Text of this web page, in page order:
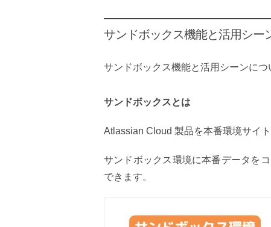
サンドボックス機能と活用シー
サンドボックス機能と活用シーンにつ
サンドボックスとは
Atlassian Cloud 製品を本番環境サイ
サンドボックス環境に本番データをコ
できます。